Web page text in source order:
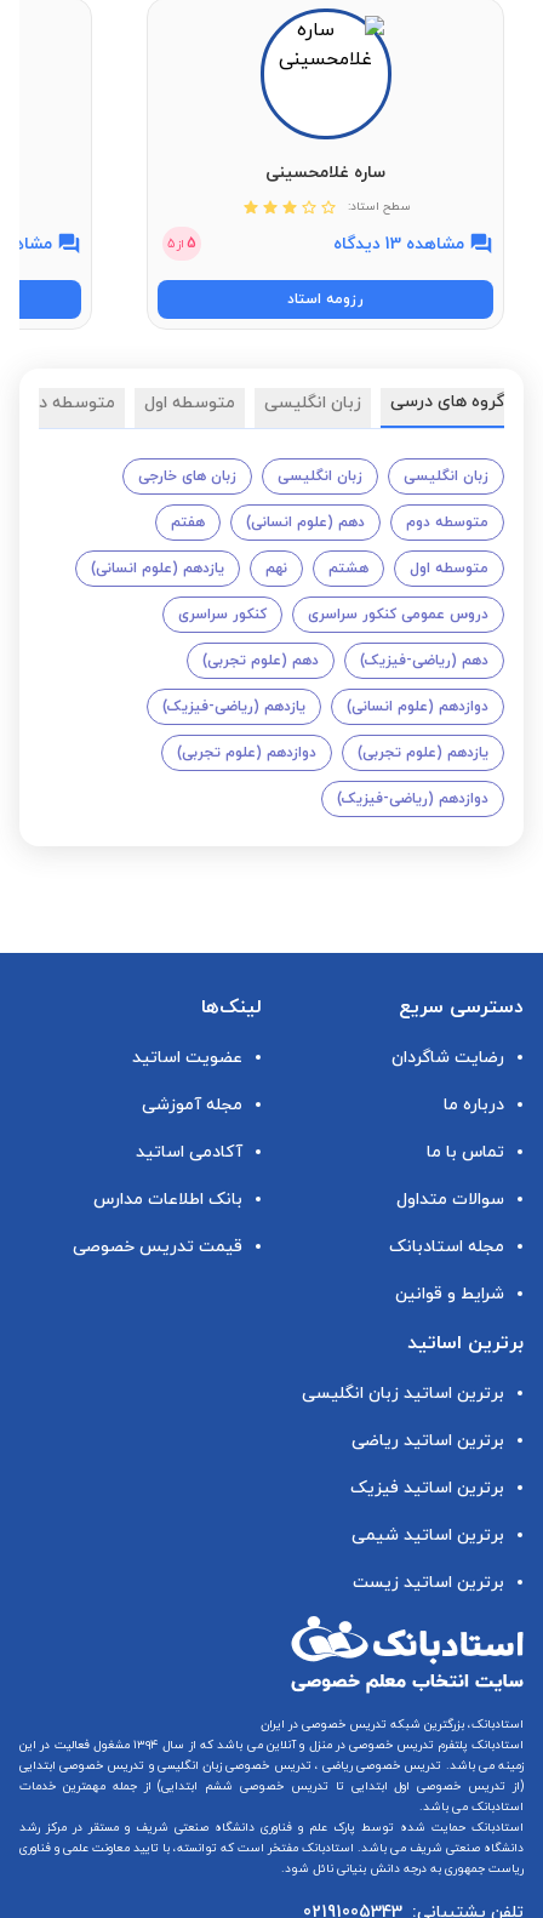
ساره غلامحسینی
سطح استاد:
مشاهده 13 دیدگاه 5 از 5
رزومه استاد
مشاهده 14
گروه های درسی زبان انگلیسی متوسطه اول متوسطه دوم
زبان انگلیسی زبان انگلیسی زبان های خارجی
متوسطه دوم دهم (علوم انسانی) هفتم
متوسطه اول هشتم نهم یازدهم (علوم انسانی)
دروس عمومی کنکور سراسری کنکور سراسری
دهم (ریاضی-فیزیک) دهم (علوم تجربی)
دوازدهم (علوم انسانی) یازدهم (ریاضی-فیزیک)
یازدهم (علوم تجربی) دوازدهم (علوم تجربی)
دوازدهم (ریاضی-فیزیک)
دسترسی سریع
رضایت شاگردان
درباره ما
تماس با ما
سوالات متداول
مجله استادبانک
شرایط و قوانین
لینک‌ها
عضویت اساتید
مجله آموزشی
آکادمی اساتید
بانک اطلاعات مدارس
قیمت تدریس خصوصی
برترین اساتید
برترین اساتید زبان انگلیسی
برترین اساتید ریاضی
برترین اساتید فیزیک
برترین اساتید شیمی
برترین اساتید زیست
استادبانک، بزرگترین شبکه تدریس خصوصی در ایران
استادبانک پلتفرم تدریس خصوصی در منزل و آنلاین
می باشد که از سال ۱۳۹۴ مشغول فعالیت در این
زمینه می باشد. تدریس خصوصی ریاضی ، تدریس خصوصی زبان انگلیسیو تدریس خصوصی ابتدایی
(از تدریس خصوصی اول ابتدایی تا تدریس خصوصی ششم ابتدایی) از جمله مهمترین خدمات
استادبانک می باشد.
استادبانک حمایت شده توسط پارک علم و فناوری دانشگاه صنعتی شریف و مستقر در مرکز رشد
دانشگاه صنعتی شریف می باشد. استادبانک مفتخر است که توانسته، با تایید معاونت علمی و فناوری
ریاست جمهوری به درجه دانش بنیانی نائل شود.
تلفن پشتیبانی: 02191005343